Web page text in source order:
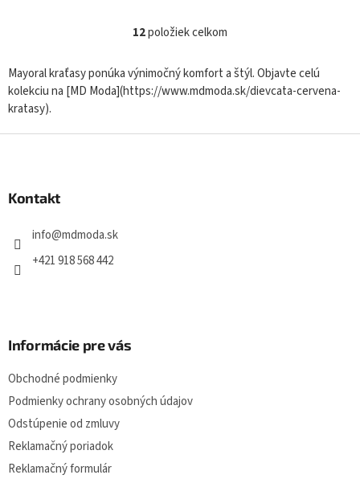
O
l
á
d
c
12položiek celkom
Mayoral kraťasy ponúka výnimočný komfort a štýl. Objavte celú
kolekciu na [MD Moda](https://www.mdmoda.sk/dievcata-cervena-
kratasy).
Kontakt
info@mdmoda.sk
+421 918 568 442
Informácie pre vás
Obchodné podmienky
Podmienky ochrany osobných údajov
Odstúpenie od zmluvy
Reklamačný poriadok
Reklamačný formulár